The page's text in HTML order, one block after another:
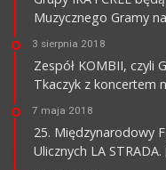
Muzycznego Gramy
3 sierpnia 2018
Zespół KOMBII, czyli
Tkaczyk z koncertem
7 maja 2018
25. Międzynarodowy
Ulicznych LA STRADA.